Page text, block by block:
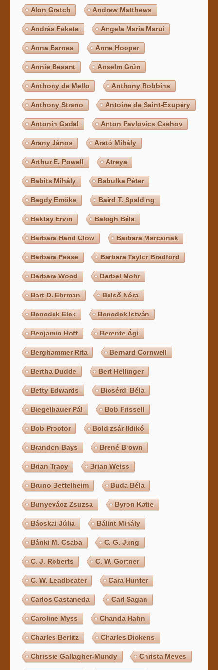
Alon Gratch Andrew Matthews
András Fekete Angela Maria Marui
Anna Barnes Anne Hooper
Annie Besant Anselm Grün
Anthony de Mello Anthony Robbins
Anthony Strano Antoine de Saint-Exupéry
Antonin Gadal Anton Pavlovics Csehov
Arany János Arató Mihály
Arthur E. Powell Atreya
Babits Mihály Babulka Péter
Bagdy Emőke Baird T. Spalding
Baktay Ervin Balogh Béla
Barbara Hand Clow Barbara Marcainak
Barbara Pease Barbara Taylor Bradford
Barbara Wood Barbel Mohr
Bart D. Ehrman Belső Nóra
Benedek Elek Benedek István
Benjamin Hoff Berente Ági
Berghammer Rita Bernard Cornwell
Bertha Dudde Bert Hellinger
Betty Edwards Bicsérdi Béla
Biegelbauer Pál Bob Frissell
Bob Proctor Boldizsár Ildikó
Brandon Bays Brené Brown
Brian Tracy Brian Weiss
Bruno Bettelheim Buda Béla
Bunyevácz Zsuzsa Byron Katie
Bácskai Júlia Bálint Mihály
Bánki M. Csaba C. G. Jung
C. J. Roberts C. W. Gortner
C. W. Leadbeater Cara Hunter
Carlos Castaneda Carl Sagan
Caroline Myss Chanda Hahn
Charles Berlitz Charles Dickens
Chrissie Gallagher-Mundy Christa Meves